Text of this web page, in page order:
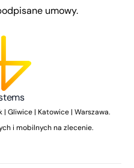
umowy.
| Gliwice | Katowice | Warszawa.
i mobilnych na zlecenie.